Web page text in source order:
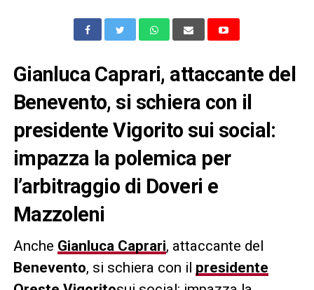
Gianluca Caprari, attaccante del
Benevento, si schiera con il
presidente Vigorito sui social:
impazza la polemica per
l’arbitraggio di Doveri e
Mazzoleni
Anche Gianluca Caprari, attaccante del
Benevento, si schiera con il presidente